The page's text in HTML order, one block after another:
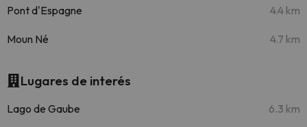
Pont d'Espagne 4.4 km
Moun Né 4.7 km
Lugares de interés
Lago de Gaube 6.3 km